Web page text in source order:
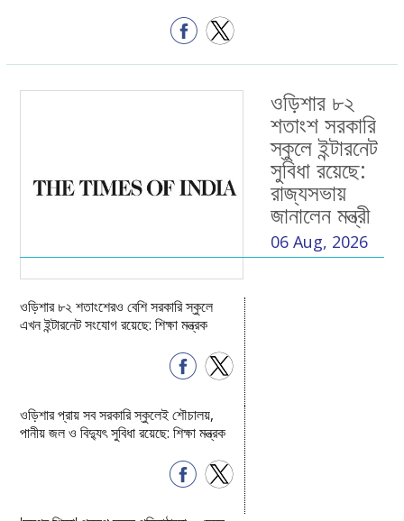
ওড়িশার ৮২
শতাংশ সরকারি
স্কুলে ইন্টারনেট
সুবিধা রয়েছে:
রাজ্যসভায়
জানালেন মন্ত্রী
06 Aug, 2026
ওড়িশার ৮২ শতাংশেরও বেশি সরকারি স্কুলে
এখন ইন্টারনেট সংযোগ রয়েছে: শিক্ষা মন্ত্রক
ওড়িশার প্রায় সব সরকারি স্কুলেই শৌচালয়,
পানীয় জল ও বিদ্যুৎ সুবিধা রয়েছে: শিক্ষা মন্ত্রক